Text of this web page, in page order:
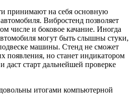
принимают на себя основную
Вибростенд позволяет
числе и боковое качание. Иногда
могут быть слышны стуки,
машины. Стенд не сможет
появления, но станет индикатором
даст старт дальнейшей проверке
итогами компьютерной